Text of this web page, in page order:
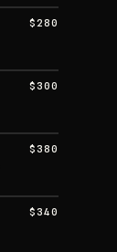
$280
$300
$380
$340